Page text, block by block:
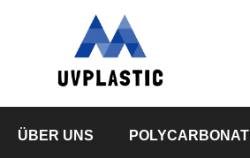
ÜBER UNS POLYCARBONAT